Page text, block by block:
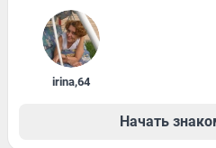
irina,64
Начать